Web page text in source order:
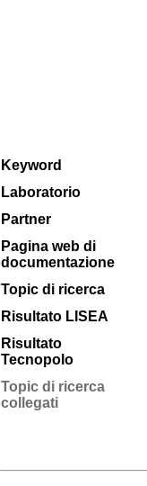
Keyword
Laboratorio
Partner
Pagina web di
documentazione
Topic di ricerca
Risultato LISEA
Risultato
Tecnopolo
Topic di ricerca
collegati